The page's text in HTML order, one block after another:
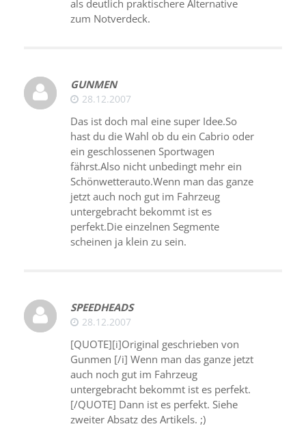
als deutlich praktischere Alternative
zum Notverdeck.
GUNMEN
28.12.2007
Das ist doch mal eine super Idee.So
hast du die Wahl ob du ein Cabrio oder
ein geschlossenen Sportwagen
fährst.Also nicht unbedingt mehr ein
Schönwetterauto.Wenn man das ganze
jetzt auch noch gut im Fahrzeug
untergebracht bekommt ist es
perfekt.Die einzelnen Segmente
scheinen ja klein zu sein.
SPEEDHEADS
28.12.2007
[QUOTE][i]Original geschrieben von
Gunmen [/i] Wenn man das ganze jetzt
auch noch gut im Fahrzeug
untergebracht bekommt ist es perfekt.
[/QUOTE] Dann ist es perfekt. Siehe
zweiter Absatz des Artikels. ;)